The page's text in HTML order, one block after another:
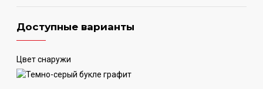
Доступные варианты
Цвет снаружи